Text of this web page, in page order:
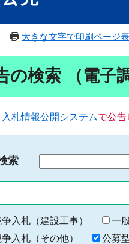
大きな文字で印刷ページ
の検索 （電子
入札情報公開システムで公告
索
る
キ
ー
入札（建設工事） 一
入札（その他）
公募